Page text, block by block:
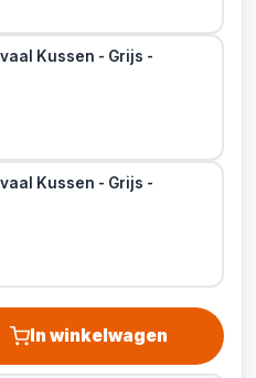
Kussen - Grijs -
Kussen - Grijs -
In winkelwagen